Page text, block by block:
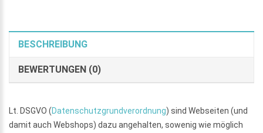
BESCHREIBUNG
BEWERTUNGEN (0)
Lt. DSGVO (Datenschutzgrundverordnung) sind Webseiten (und
damit auch Webshops) dazu angehalten, sowenig wie möglich